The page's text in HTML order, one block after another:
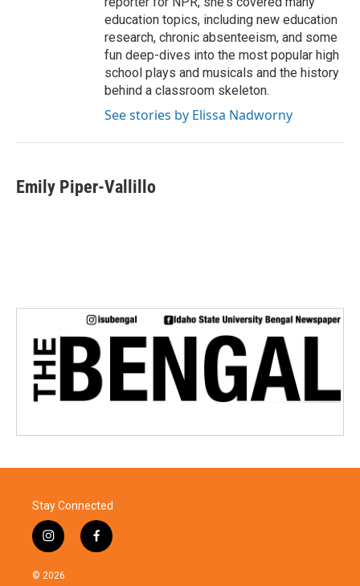
education topics, including new education
research, chronic absenteeism, and some
fun deep-dives into the most popular high
school plays and musicals and the history
behind a classroom skeleton.
See stories by Elissa Nadworny
Emily Piper-Vallillo
Stay Connected
i
n
s
f
a
© 2026